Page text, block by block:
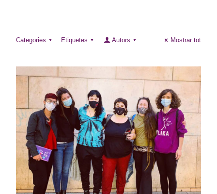
Categories Etiquetes Autors Mostrar tot